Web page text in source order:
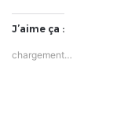
J’aime ça :
chargement…